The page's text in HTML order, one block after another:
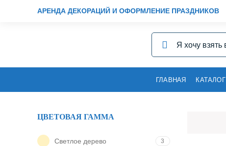
АРЕНДА ДЕКОРАЦИЙ И ОФОРМЛЕНИЕ ПРАЗДНИКОВ
ГЛАВНАЯ КАТАЛОГ
ЦВЕТОВАЯ ГАММА
Светлое дерево 3